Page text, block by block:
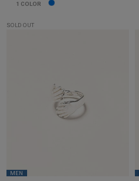
1 COLOR
SOLD OUT
MEN